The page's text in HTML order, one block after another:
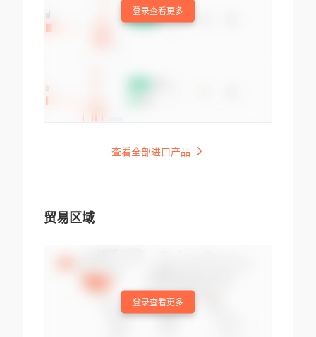
登录查看更多
查看全部进口产品
贸易区域
登录查看更多